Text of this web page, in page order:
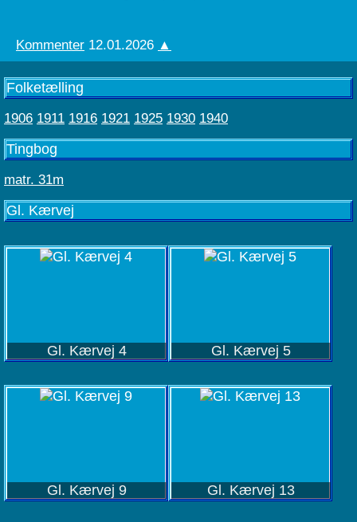
Kommenter 12.01.2026 ▲
Folketælling
1906 1911 1916 1921 1925 1930 1940
Tingbog
matr. 31m
Gl. Kærvej
Gl. Kærvej 4 Gl. Kærvej 5
Gl. Kærvej 9 Gl. Kærvej 13